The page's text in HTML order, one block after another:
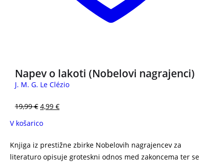
Napev o lakoti (Nobelovi nagrajenci)
J. M. G. Le Clézio
19,99€ 4,99 €
V košarico
Knjiga iz prestižne zbirke Nobelovih nagrajencev za
literaturo opisuje groteskni odnos med zakoncema ter se